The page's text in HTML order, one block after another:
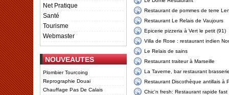
Net Pratique
Santé
Tourisme
Webmaster
NOUVEAUTES
Plombier Tourcoing
Reprographie Douai
Chauffage Pas De Calais
Restaurant de pommes de terre
Restaurant Le Relais de Vaujours
Epicerie pizzeria à Vert le petit (91)
Villa de Rose : restaurant indien
Le Relais de sains
Restaurant traiteur à Marseille
La Taverne, bar restaurant
Restaurant Discothèque antillais à
Chic'n fresh: Restaurant rapide fast